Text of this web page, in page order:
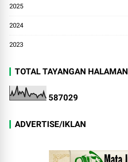
2025
2024
2023
TOTAL TAYANGAN HALAMAN
587029
ADVERTISE/IKLAN